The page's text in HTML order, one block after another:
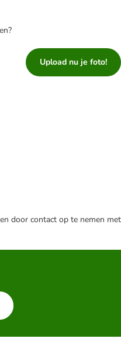
Upload nu je foto!
door contact op te nemen met